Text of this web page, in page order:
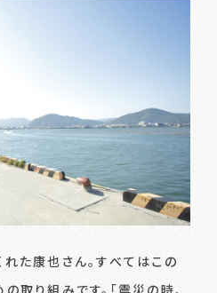
た康也さん。すべてはこの
取り組みです。「震災の時、